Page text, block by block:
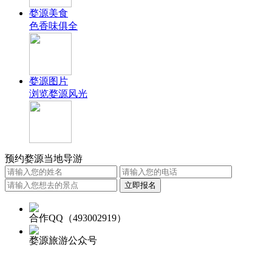
婺源美食
色香味俱全
婺源图片
浏览婺源风光
预约婺源当地导游
合作QQ（493002919）
婺源旅游公众号